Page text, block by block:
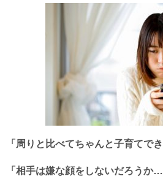
「周りと比べてちゃんと子育てで
「相手は嫌な顔をしないだろうか…